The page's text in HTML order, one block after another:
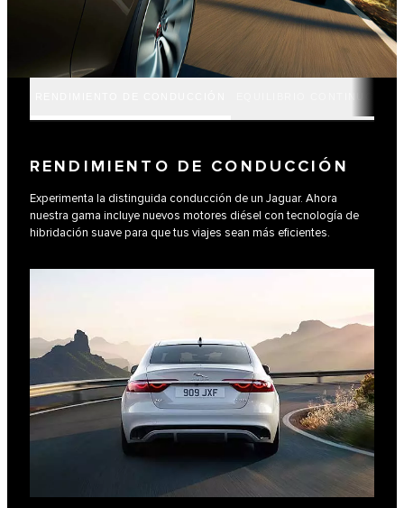
RENDIMIENTO DE CONDUCCIÓN
Experimenta la distinguida conducción de un Jaguar. Ahora
nuestra gama incluye nuevos motores diésel con tecnología de
hibridación suave para que tus viajes sean más eficientes.